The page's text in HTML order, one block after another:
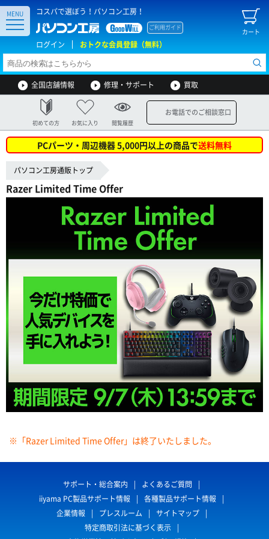
コスパで選ぼう！パソコン工房！
カート
ご利用ガイド
ログイン おトクな会員登録（無料）
MENU
全国店舗情報 修理・サポート 買取
初めての方 お気に入り 閲覧履歴
お電話でのご相談窓口
PCパーツ・周辺機器 5,000円以上の商品で送料無料
パソコン工房通販トップ
Razer Limited Time Offer
※「Razer Limited Time Offer」は終了いたしました。
サポート・総合案内
よくあるご質問
iiyama PC製品サポート情報
各種製品サポート情報
企業情報
プレスルーム
サイトマップ
特定商取引法に基づく表示